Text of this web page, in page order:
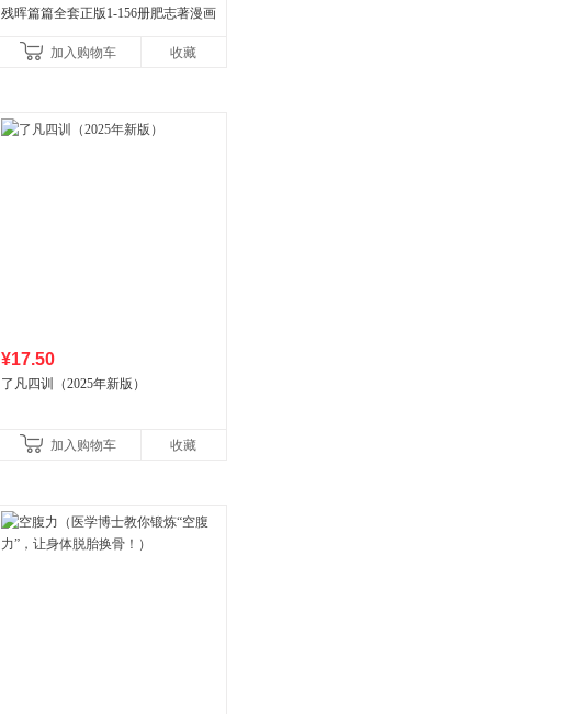
残晖篇篇全套正版1-156册肥志著漫画
儿童西游喵知识
加入购物车 收藏
¥17.50
了凡四训（2025年新版）
加入购物车 收藏